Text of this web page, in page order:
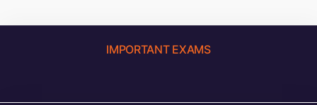
IMPORTANT EXAMS